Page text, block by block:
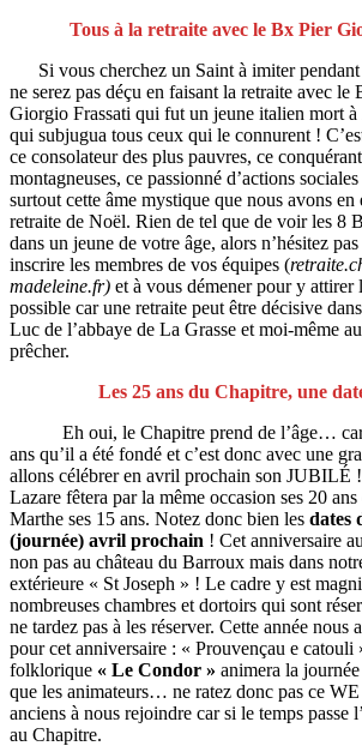
Tous à la retraite avec le Bx Pier
Si vous cherchez un Saint à imiter pendant
ne serez pas déçu en faisant la retraite avec le
Giorgio Frassati qui fut un jeune italien mort à
qui subjugua tous ceux qui le connurent !
ce consolateur des plus pauvres, ce
montagneuses, ce passionné d’actions
surtout cette âme mystique que nous avons
retraite de Noël. Rien de tel que de voir les 8
dans un jeune de votre âge, alors n’hésitez
inscrire les membres de vos équipes (
madeleine.fr) et à vous démener pour y attirer
possible car une retraite peut être décisive
Luc de l’abbaye de La Grasse et moi-même
prêcher.
Les 25 ans du Chapitre, une
Eh oui, le Chapitre prend de l’âge… car
ans qu’il a été fondé et c’est donc avec une
allons célébrer en avril prochain son JUBILÉ
Lazare fêtera par la même occasion ses 20
Marthe ses 15 ans. Notez donc bien les dates
(journée) avril prochain ! Cet anniversaire
non pas au château du Barroux mais dans
extérieure « St Joseph » ! Le cadre y est
nombreuses chambres et dortoirs qui sont
ne tardez pas à les réserver. Cette année nous
pour cet anniversaire : « Prouvençau e
folklorique « Le Condor » animera la
que les animateurs… ne ratez donc pas ce
anciens à nous rejoindre car si le temps passe
au Chapitre.